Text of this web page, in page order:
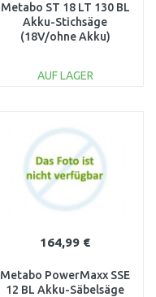
Metabo ST 18 LT 130 BL
Akku-Stichsäge
(18V/ohne Akku)
AUF LAGER
Vergleichen
164,99 €
Metabo PowerMaxx SSE
12 BL Akku-Säbelsäge